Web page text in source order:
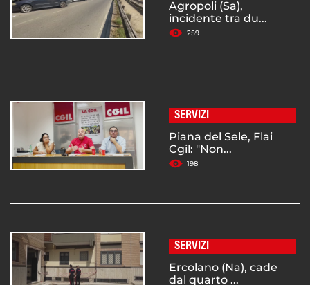
Agropoli (Sa),
incidente tra du...
259
SERVIZI
Piana del Sele, Flai
Cgil: "Non...
198
SERVIZI
Ercolano (Na), cade
dal quarto ...